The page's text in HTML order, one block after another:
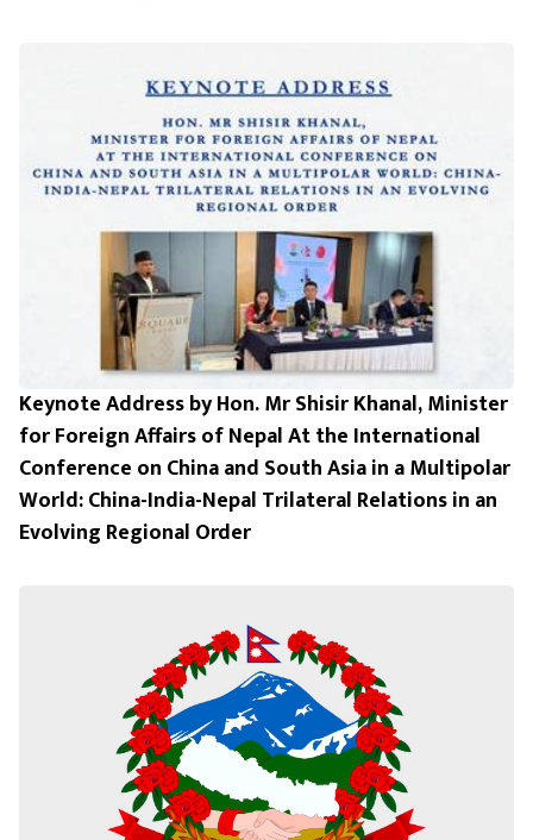
Keynote Address by Hon. Mr Shisir Khanal, Minister
for Foreign Affairs of Nepal At the International
Conference on China and South Asia in a Multipolar
World: China-India-Nepal Trilateral Relations in an
Evolving Regional Order